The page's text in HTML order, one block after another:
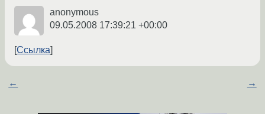
anonymous
09.05.2008 17:39:21 +00:00
Ссылка
← →